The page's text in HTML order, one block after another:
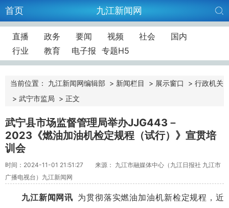
首页 九江新闻网
直播 政务 要闻 视频 社会
国内
行业
教育 电子报 专题H5
当前位置： 九江新闻网编辑部 > 新闻栏目 > 展示窗口 > 行政机关
> 武宁市监局 > 正文
武宁县市场监督管理局举办JJG443－
2023《燃油加油机检定规程（试行）》宣贯培
训会
时间：2024-11-01 21:51:27
来源： 九江市融媒体中心（九江日报社 九江市
广播电视台）九江新闻网
九江新闻网讯 为贯彻落实燃油加油机新检定规程，近